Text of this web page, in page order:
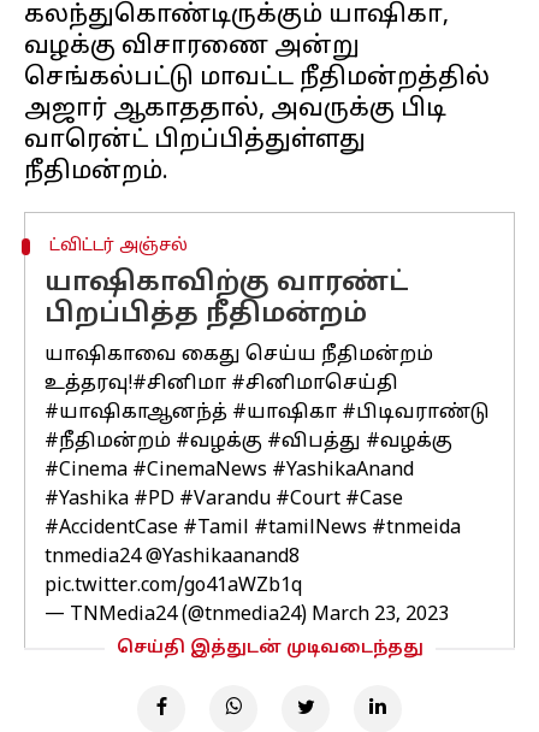
கலந்துகொண்டிருக்கும் யாஷிகா,
வழக்கு விசாரணை அன்று
செங்கல்பட்டு மாவட்ட நீதிமன்றத்தில்
அஜார் ஆகாததால், அவருக்கு பிடி
வாரென்ட் பிறப்பித்துள்ளது
ட்விட்டர் அஞ்சல்
யாஷிகாவிற்கு வாரண்ட்
பிறப்பித்த நீதிமன்றம்
யாஷிகாவை கைது செய்ய நீதிமன்றம்
உத்தரவு!#சினிமா #சினிமாசெய்தி
#யாஷிகாஆனந்த் #யாஷிகா #பிடிவராண்டு
#நீதிமன்றம் #வழக்கு #விபத்து #வழக்கு
#Cinema #CinemaNews #YashikaAnand
#Yashika #PD #Varandu #Court #Case
#AccidentCase #Tamil #tamilNews #tnmeida
tnmedia24@Yashikaanand8
pic.twitter.com/go41aWZb1q
— TNMedia24 (@tnmedia24) March 23, 2023
செய்தி இத்துடன் முடிவடைந்தது